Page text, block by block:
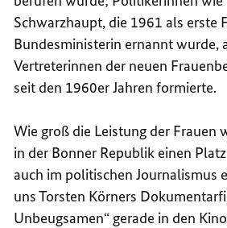
Schwarzhaupt, die 1961 als erste
Bundesministerin ernannt wurde,
Vertreterinnen der neuen
seit den 1960er Jahren formierte.
Wie groß die Leistung der Frauen
in der Bonner Republik einen
auch im politischen Journalismus
uns Torsten Körners
Unbeugsamen“ gerade in den